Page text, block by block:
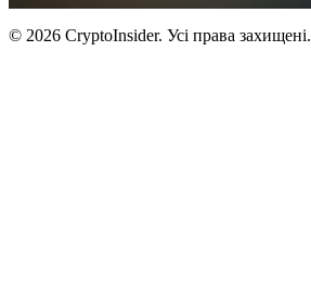
© 2026 CryptoInsider. Усі права захищені.